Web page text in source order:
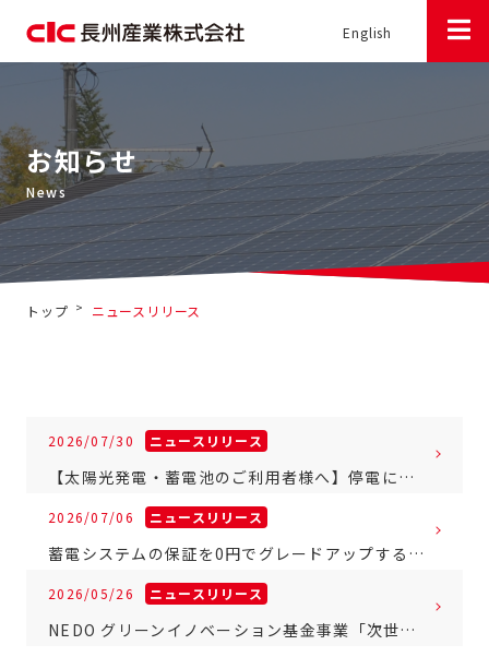
English
お知らせ
トップ > ニュースリリース
2026/07/30 ニュースリリース
【太陽光発電・蓄電池のご利用者様へ】停電に備えるための操作方法につきまして
2026/07/06 ニュースリリース
蓄電システムの保証を0円でグレードアップするキャンペーンを実施します(期間限定)
2026/05/26 ニュースリリース
NEDO グリーンイノベーション基金事業「次世代型太陽電池の開発／次世代型タンデム太陽電池量産技術実証事業」手交式開催